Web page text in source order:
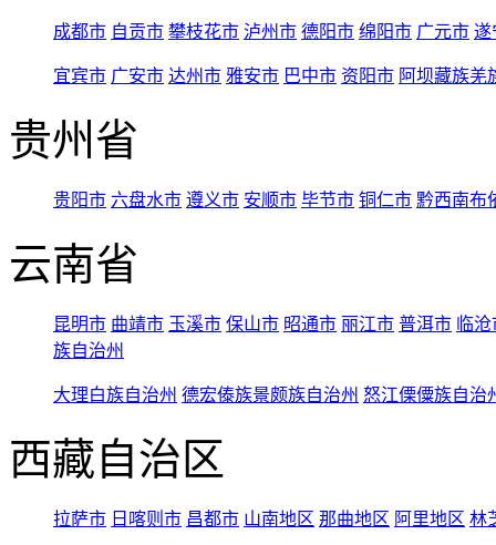
成都市 自贡市 攀枝花市 泸州市 德阳市 绵阳市 广元市 遂
宜宾市 广安市 达州市 雅安市 巴中市 资阳市 阿坝藏族羌
贵州省
贵阳市 六盘水市 遵义市 安顺市 毕节市 铜仁市 黔西南布
云南省
昆明市 曲靖市 玉溪市 保山市 昭通市 丽江市 普洱市 临
族自治州
大理白族自治州 德宏傣族景颇族自治州 怒江傈僳族自治
西藏自治区
拉萨市 日喀则市 昌都市 山南地区 那曲地区 阿里地区 林